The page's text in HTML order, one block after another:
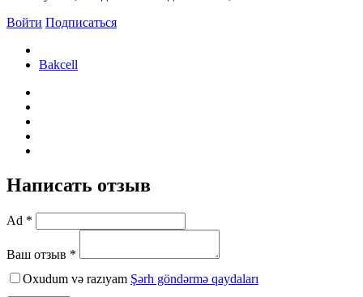
Войти Подписаться
Bakcell
Написать отзыв
Ad *
Ваш отзыв *
Oxudum və razıyam Şərh göndərmə qaydaları